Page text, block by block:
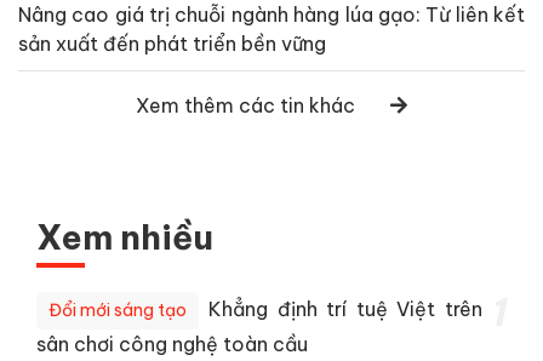
Nâng cao giá trị chuỗi ngành hàng lúa gạo: Từ liên kết
sản xuất đến phát triển bền vững
Xem thêm các tin khác
Xem nhiều
Đổi mới sáng tạo
Khẳng định trí tuệ Việt trên
sân chơi công nghệ toàn cầu